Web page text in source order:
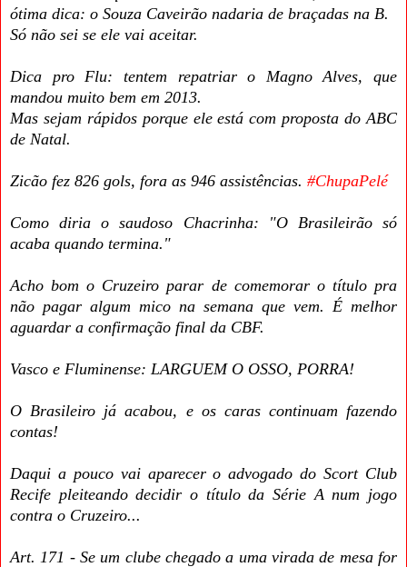
ótima dica: o Souza Caveirão nadaria de braçadas na B.
Só não sei se ele vai aceitar.
Dica pro Flu: tentem repatriar o Magno Alves, que
mandou muito bem em 2013.
Mas sejam rápidos porque ele está com proposta do ABC
de Natal.
Zicão fez 826 gols, fora as 946 assistências. #ChupaPelé
Como diria o saudoso Chacrinha: "O Brasileirão só
acaba quando termina."
Acho bom o Cruzeiro parar de comemorar o título pra
não pagar algum mico na semana que vem. É melhor
aguardar a confirmação final da CBF.
Vasco e Fluminense: LARGUEM O OSSO, PORRA!
O Brasileiro já acabou, e os caras continuam fazendo
contas!
Daqui a pouco vai aparecer o advogado do Scort Club
Recife pleiteando decidir o título da Série A num jogo
contra o Cruzeiro...
Art. 171 - Se um clube chegado a uma virada de mesa for